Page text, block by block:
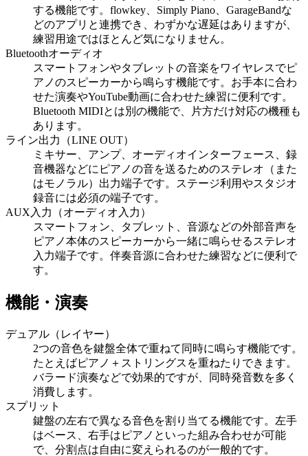
する機能です。flowkey、Simply Piano、GarageBandな
どのアプリと連携でき、わずかな遅延はありますが、
練習用途ではほとんど気になりません。
Bluetoothオーディオ
スマートフォンやタブレットの音楽をワイヤレスでピ
アノのスピーカーから鳴らす機能です。お手本に合わ
せた演奏やYouTube動画に合わせた練習に便利です。
Bluetooth MIDIとは別の機能で、片方だけ対応の機種も
あります。
ライン出力（LINE OUT）
ミキサー、アンプ、オーディオインターフェース、録
音機器などにピアノの音を送るためのステレオ（また
はモノラル）出力端子です。ステージ利用やスタジオ
録音には必須の端子です。
AUX入力（オーディオ入力）
スマートフォン、タブレット、音源などの外部音声を
ピアノ本体のスピーカーから一緒に鳴らせるステレオ
入力端子です。伴奏音源に合わせた練習などに便利で
す。
機能・演奏
デュアル（レイヤー）
2つの音色を鍵盤全体で重ねて同時に鳴らす機能です。
たとえばピアノ＋ストリングスを重ねたりできます。
バラード演奏などで効果的ですが、同時発音数を多く
消費します。
スプリット
鍵盤の左右で異なる音色を割り当てる機能です。左手
はベース、右手はピアノといった組み合わせが可能
で、分割点は自由に変えられるのが一般的です。